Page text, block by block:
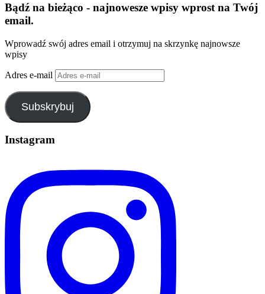
Bądź na bieżąco - najnowesze wpisy wprost na Twój
email.
Wprowadź swój adres email i otrzymuj na skrzynkę najnowsze
wpisy
Adres e-mail
Subskrybuj
Instagram